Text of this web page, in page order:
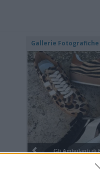
Gallerie Fotografiche
Pulizia